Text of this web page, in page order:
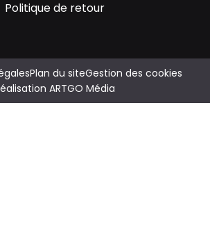
Politique de retour
Plan du siteGestion des cookies
ARTGO Média